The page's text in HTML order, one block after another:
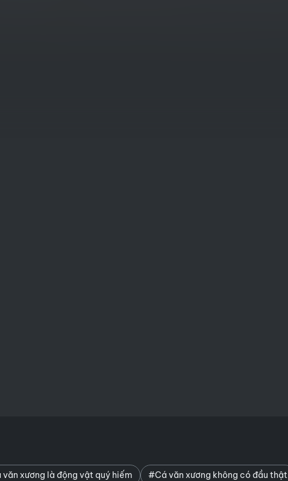
xương là động vật quý hiếm
#Cá văn xương không có đầu thật